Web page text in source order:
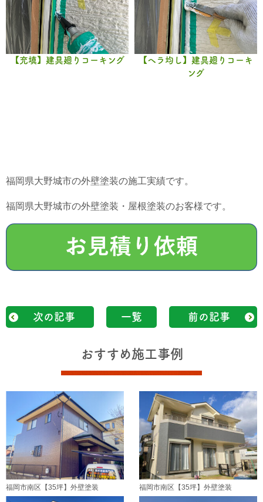
【充填】建具廻りコーキング
【ヘラ均し】建具廻りコーキ
ング
福岡県大野城市の外壁塗装の施工実績です。
福岡県大野城市の外壁塗装・屋根塗装のお客様です。
次の記事 一覧 前の記事
おすすめ施工事例
福岡市南区【35坪】外壁塗装 福岡市南区【35坪】外壁塗装